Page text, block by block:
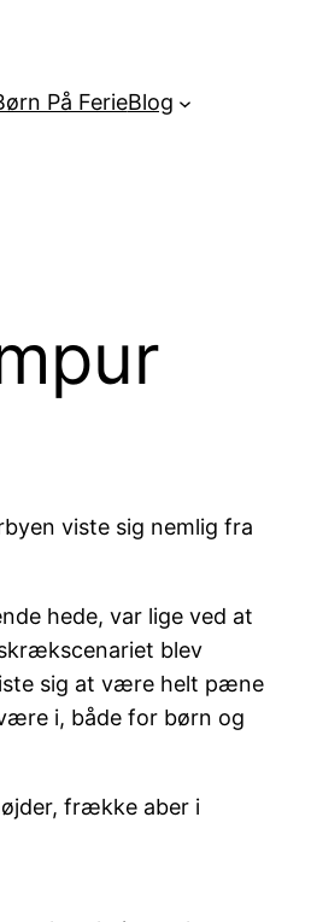
På FerieBlog
viste sig nemlig fra
hede, var lige ved at
blev
sig at være helt pæne
i, både for børn og
frække aber i